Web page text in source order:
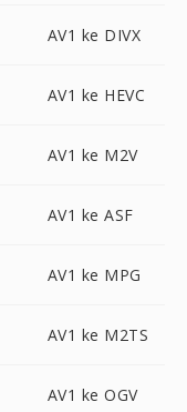
AV1 ke DIVX
AV1 ke HEVC
AV1 ke M2V
AV1 ke ASF
AV1 ke MPG
AV1 ke M2TS
AV1 ke OGV